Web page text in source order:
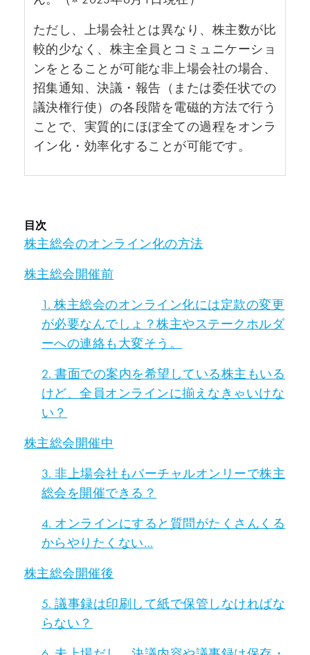
ただし、上場会社とは異なり、株主数が比
較的少なく、株主全員とコミュニケーショ
ンをとることが可能な非上場会社の場合、
招集通知、決議・報告（または委任状での
議決権行使）の各段階を電磁的方法で行う
ことで、実質的にほぼ全ての過程をオンラ
イン化・効率化することが可能です。
目次
株主総会のオンライン化の方法
株主総会開催前
1. 株主総会のオンライン化には定款の変更
が必要なんでしょ？株主やステークホルダ
ーへの連絡も大変そう。
2. 書面での案内を希望している株主もいる
けど、全員オンラインに揃えなきゃいけな
い？
株主総会開催中
3. 非上場会社もバーチャルオンリーで株主
総会を開催できる？
4. オンラインにすると質問がたくさんくる
からやりたくない…
株主総会開催後
5. 議事録は印刷して紙で保管しなければな
らない？